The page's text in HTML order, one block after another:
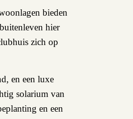
bieden
hier
zich op
en een luxe
solarium van
en een